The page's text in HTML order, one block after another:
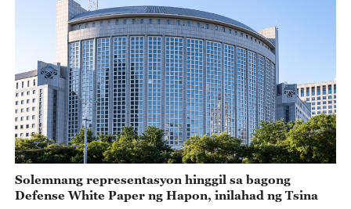
Solemnang representasyon hinggil sa bagong
Defense White Paper ng Hapon, inilahad ng Tsina